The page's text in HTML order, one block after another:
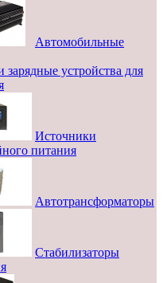
Автомобильные
зарядные устройства для
Источники
питания
Автотрансформаторы
Стабилизаторы